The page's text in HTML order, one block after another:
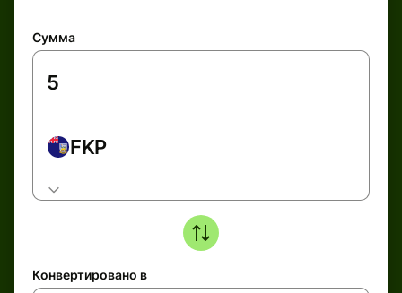
Сумма
FKP
Конвертировано в